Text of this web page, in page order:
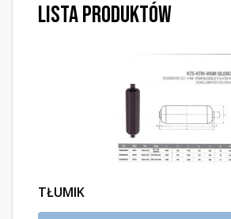
Lista produktów
TŁUMIK